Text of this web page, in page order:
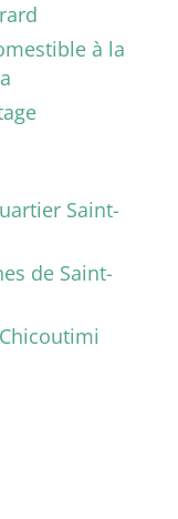
à la
Saint-
de Saint-